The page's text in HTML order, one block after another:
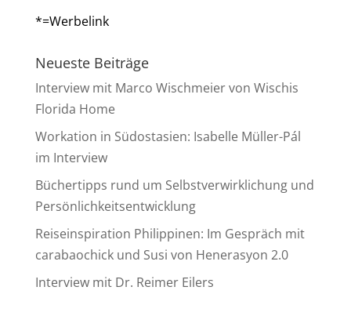
*=Werbelink
Neueste Beiträge
Interview mit Marco Wischmeier von Wischis
Florida Home
Workation in Südostasien: Isabelle Müller-Pál
im Interview
Büchertipps rund um Selbstverwirklichung und
Persönlichkeitsentwicklung
Reiseinspiration Philippinen: Im Gespräch mit
carabaochick und Susi von Henerasyon 2.0
Interview mit Dr. Reimer Eilers